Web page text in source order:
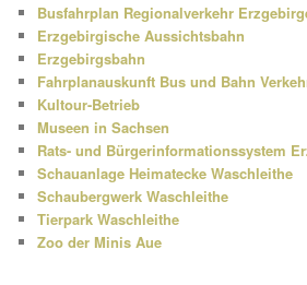
Busfahrplan Regionalverkehr
Erzgebirgische Aussichtsbahn
Erzgebirgsbahn
Fahrplanauskunft Bus und Bahn
Kultour-Betrieb
Museen in Sachsen
Rats- und Bürgerinformationssystem
Schauanlage Heimatecke Waschleithe
Schaubergwerk Waschleithe
Tierpark Waschleithe
Zoo der Minis Aue